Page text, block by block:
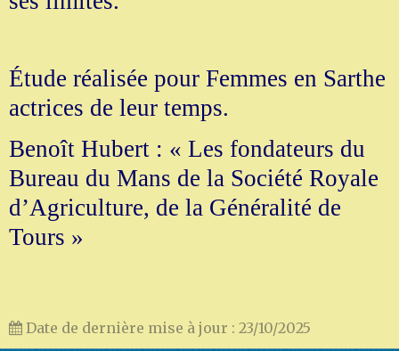
Étude réalisée pour Femmes en Sarthe
actrices de leur temps.
Benoît Hubert : « Les fondateurs du
Bureau du Mans de la Société Royale
d’Agriculture, de la Généralité de
Tours »
Date de dernière mise à jour : 23/10/2025